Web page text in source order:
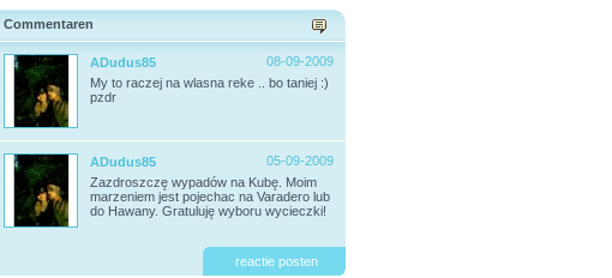
Commentaren
08-09-2009
ADudus85
My to raczej na wlasna reke .. bo taniej :)
pzdr
05-09-2009
ADudus85
Zazdroszczę wypadów na Kubę. Moim
marzeniem jest pojechac na Varadero lub
do Hawany. Gratuluję wyboru wycieczki!
reactie posten